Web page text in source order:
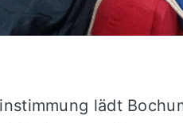
lädt